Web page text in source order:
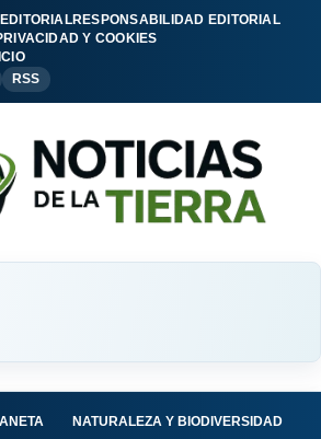
RESPONSABILIDAD EDITORIAL
Y COOKIES
RSS
NATURALEZA Y BIODIVERSIDAD